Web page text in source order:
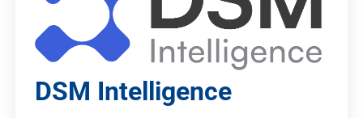
DSM Intelligence